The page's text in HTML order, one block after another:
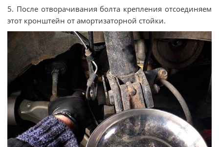
5. После отворачивания болта крепления отсоединяем
этот кронштейн от амортизаторной стойки.